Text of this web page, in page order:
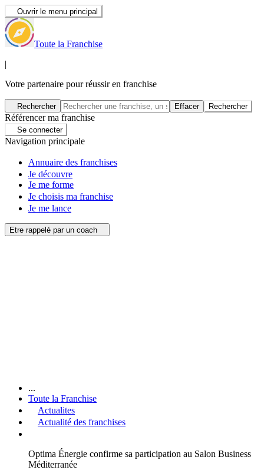
Ouvrir le menu principal
Toute la Franchise
|
Votre partenaire pour réussir en franchise
Rechercher Effacer Rechercher
Référencer ma franchise
Se connecter
Navigation principale
Annuaire des franchises
Je découvre
Je me forme
Je choisis ma franchise
Je me lance
Etre rappelé par un coach
...
Toute la Franchise
Actualites
Actualité des franchises
Optima Énergie confirme sa participation au Salon Business
Méditerranée